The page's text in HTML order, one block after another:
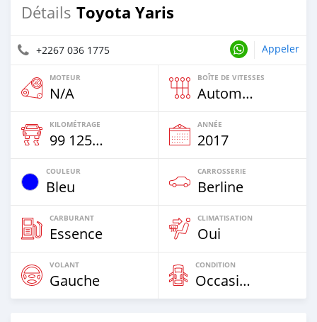
Détails Toyota Yaris
+2267 036 1775 Appeler
MOTEUR
N/A
BOÎTE DE VITESSES
Automatique
KILOMÉTRAGE
99 125 Km
ANNÉE
2017
COULEUR
Bleu
CARROSSERIE
Berline
CARBURANT
Essence
CLIMATISATION
Oui
VOLANT
Gauche
CONDITION
Occasion